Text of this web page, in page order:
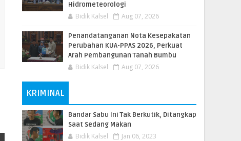
Hidrometeorologi
Bidik Kalsel Aug 07, 2026
Penandatanganan Nota Kesepakatan
Perubahan KUA-PPAS 2026, Perkuat
Arah Pembangunan Tanah Bumbu
Bidik Kalsel Aug 07, 2026
KRIMINAL
Bandar Sabu Ini Tak Berkutik, Ditangkap
Saat Sedang Makan
Bidik Kalsel Jan 06, 2023